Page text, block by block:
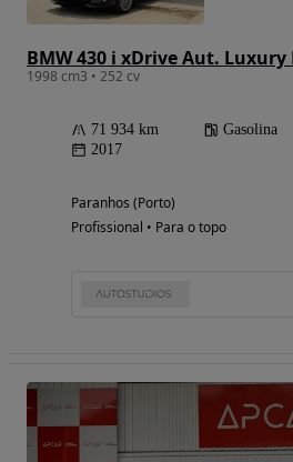
BMW 430 i xDrive Aut. Luxury
1998 cm3 • 252 cv
71 934 km Gasolina
2017
Paranhos (Porto)
Profissional • Para o topo